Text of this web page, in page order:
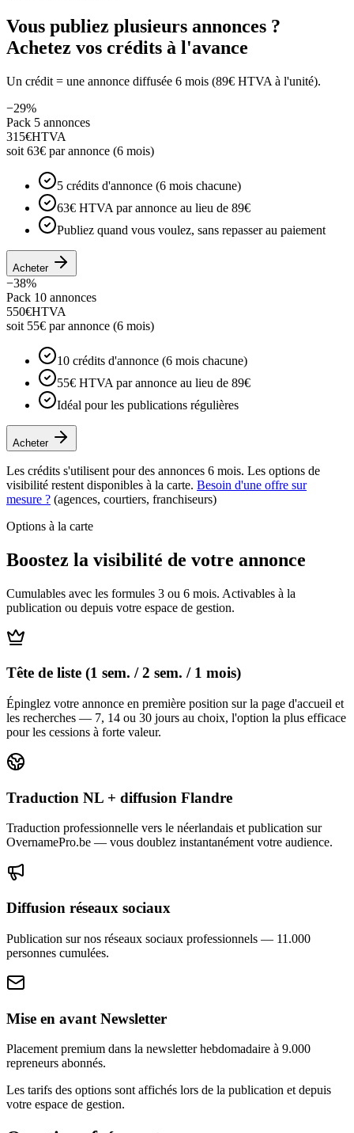
Vous publiez plusieurs annonces ?
Achetez vos crédits à l'avance
Un crédit = une annonce diffusée 6 mois (89€ HTVA à l'unité).
−29%
Pack 5 annonces
315€HTVA
soit 63€ par annonce (6 mois)
5 crédits d'annonce (6 mois chacune)
63€ HTVA par annonce au lieu de 89€
Publiez quand vous voulez, sans repasser au paiement
Acheter
−38%
Pack 10 annonces
550€HTVA
soit 55€ par annonce (6 mois)
10 crédits d'annonce (6 mois chacune)
55€ HTVA par annonce au lieu de 89€
Idéal pour les publications régulières
Acheter
Les crédits s'utilisent pour des annonces 6 mois. Les options de
visibilité restent disponibles à la carte. Besoin d'une offre sur
mesure ? (agences, courtiers, franchiseurs)
Options à la carte
Boostez la visibilité de votre annonce
Cumulables avec les formules 3 ou 6 mois. Activables à la
publication ou depuis votre espace de gestion.
Tête de liste (1 sem. / 2 sem. / 1 mois)
Épinglez votre annonce en première position sur la page d'accueil et
les recherches — 7, 14 ou 30 jours au choix, l'option la plus efficace
pour les cessions à forte valeur.
Traduction NL + diffusion Flandre
Traduction professionnelle vers le néerlandais et publication sur
OvernamePro.be — vous doublez instantanément votre audience.
Diffusion réseaux sociaux
Publication sur nos réseaux sociaux professionnels — 11.000
personnes cumulées.
Mise en avant Newsletter
Placement premium dans la newsletter hebdomadaire à 9.000
repreneurs abonnés.
Les tarifs des options sont affichés lors de la publication et depuis
votre espace de gestion.